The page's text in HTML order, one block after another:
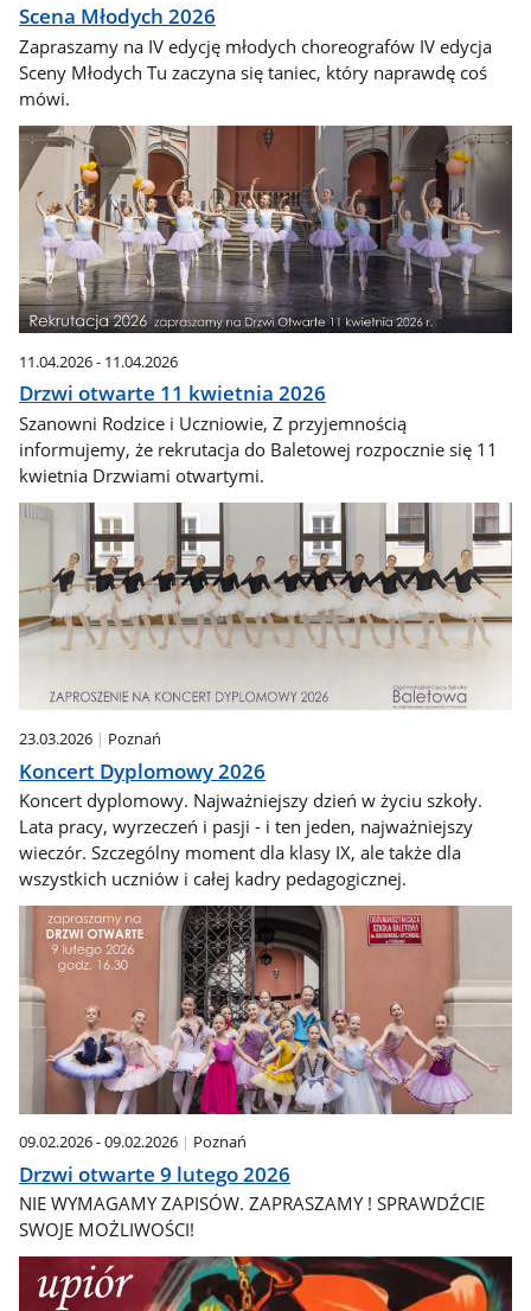
Scena Młodych 2026
Zapraszamy na IV edycję młodych choreografów IV edycja
Sceny Młodych Tu zaczyna się taniec, który naprawdę coś
mówi.
11.04.2026 - 11.04.2026
Drzwi otwarte 11 kwietnia 2026
Szanowni Rodzice i Uczniowie, Z przyjemnością
informujemy, że rekrutacja do Baletowej rozpocznie się 11
kwietnia Drzwiami otwartymi.
23.03.2026 Poznań
Koncert Dyplomowy 2026
Koncert dyplomowy. Najważniejszy dzień w życiu szkoły.
Lata pracy, wyrzeczeń i pasji - i ten jeden, najważniejszy
wieczór. Szczególny moment dla klasy IX, ale także dla
wszystkich uczniów i całej kadry pedagogicznej.
09.02.2026 - 09.02.2026 Poznań
Drzwi otwarte 9 lutego 2026
NIE WYMAGAMY ZAPISÓW. ZAPRASZAMY ! SPRAWDŹCIE
SWOJE MOŻLIWOŚCI!